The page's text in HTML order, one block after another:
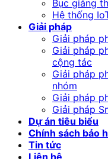
Bục giảng
Hệ thống
Giải pháp
Giải pháp
Giải pháp
cộng tác
Giải pháp
nhóm
Giải pháp
Giải pháp
Dự án tiêu biểu
Chính sách bảo
Tin tức
Liên hệ